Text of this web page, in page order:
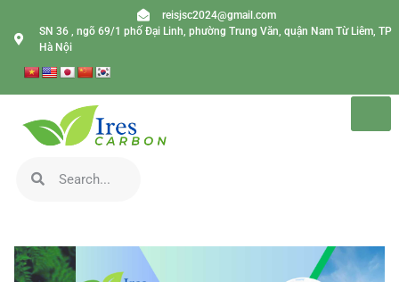
reisjsc2024@gmail.com
SN 36 , ngõ 69/1 phố Đại Linh, phường Trung Văn, quận Nam Từ Liêm, TP
Hà Nội